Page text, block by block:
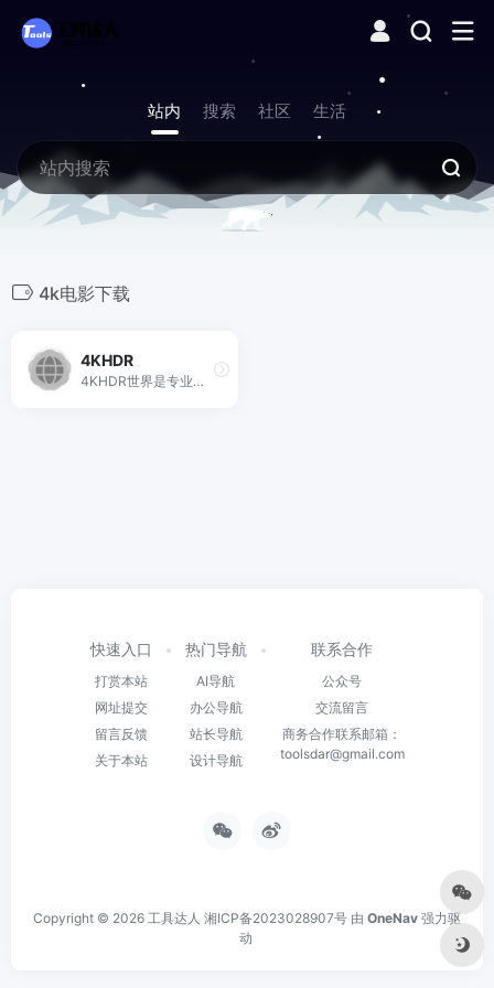
站内 搜索 社区 生活
4k电影下载
4KHDR
4KHDR世界是专业的4K电影下载站,网站风格简洁直观,提供4K蓝光原盘HDR杜比视界电影、美剧、纪录片、动画片资源,坚持每天更新,与全球破解小组同步,第一时间分享磁力链接支持迅雷高速下载! ,4KHDR世界
快速入口
打赏本站
网址提交
留言反馈
关于本站
热门导航
AI导航
办公导航
站长导航
设计导航
联系合作
公众号
交流留言
商务合作联系邮箱：
toolsdar@gmail.com
Copyright © 2026 工具达人 湘ICP备2023028907号 由 OneNav 强力驱
动